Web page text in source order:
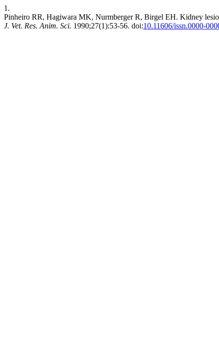
1.
Pinheiro RR, Hagiwara MK, Nurmberger R, Birgel EH. Kidney
J. Vet. Res. Anim. Sci. 1990;27(1):53-56. doi:10.11606/issn.0000-